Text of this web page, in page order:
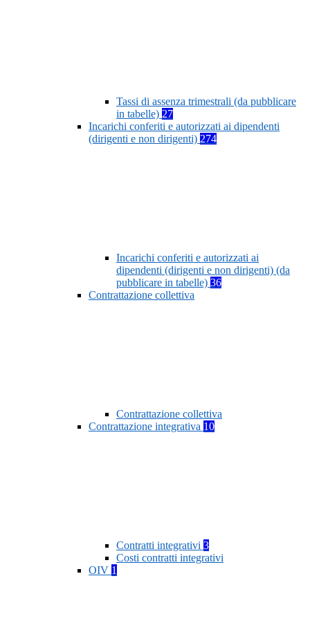
Tassi di assenza trimestrali (da pubblicare
in tabelle) 27
Incarichi conferiti e autorizzati ai dipendenti
(dirigenti e non dirigenti) 274
Incarichi conferiti e autorizzati ai
dipendenti (dirigenti e non dirigenti) (da
pubblicare in tabelle) 36
Contrattazione collettiva
Contrattazione collettiva
Contrattazione integrativa 10
Contratti integrativi 3
Costi contratti integrativi
OIV 1